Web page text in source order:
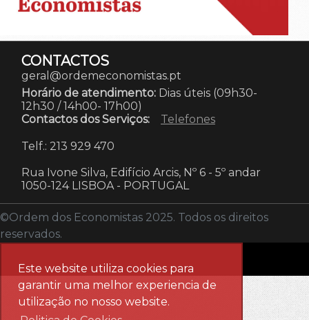
Este website utiliza cookies para
garantir uma melhor experiencia de
utilização no nosso website.
CONTACTOS
geral@ordemeconomistas.pt
Horário de atendimento: Dias úteis (09h30-
12h30 / 14h00- 17h00)
Contactos dos Serviços:
Telefones
Telf.: 213 929 470
Rua Ivone Silva, Edifício Arcis, Nº 6 - 5º andar
1050-124 LISBOA - PORTUGAL
©Ordem dos Economistas 2025. Todos os direitos
reservados.